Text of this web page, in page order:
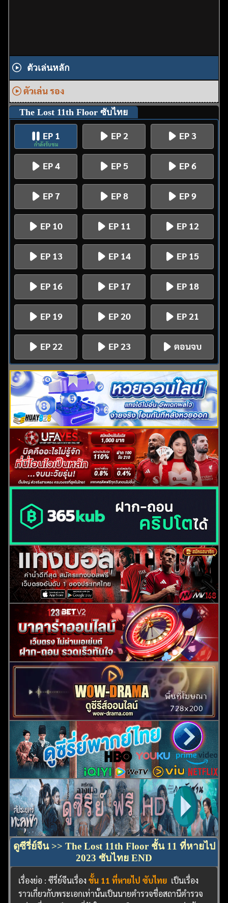
ค้นหา
สำหรับ:
ตัวเล่นหลัก
ตัวเล่น รอง
The Lost 11th Floor ซับไทย
EP 1
กำลังรับชม
EP 2 EP 3
EP 4 EP 5 EP 6
EP 7 EP 8 EP 9
EP 10 EP 11 EP 12
EP 13 EP 14 EP 15
EP 16 EP 17 EP 18
EP 19 EP 20 EP 21
EP 22 EP 23 ตอนจบ
ดูซีรี่ย์จีน >> The Lost 11th Floor ชั้น 11 ที่หายไป
2023 ซับไทย END
เรื่องย่อ : ซีรี่ย์จีนเรื่องชั้น 11 ที่หายไป ซับไทย เป็นเรื่อง
ราวเกี่ยวกับพระเอกเท่านั้นเป็นนายตำรวจชื่อสถานีตำรวจ